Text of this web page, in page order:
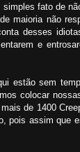
fato de
maioria não
desses
e
estão sem
colocar
de 1400
pois assim que